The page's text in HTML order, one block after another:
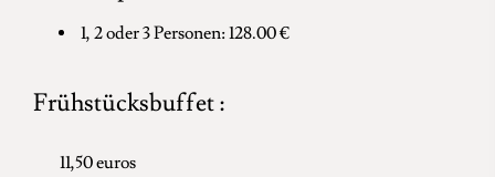
1, 2 oder 3 Personen: 128.00 €
Frühstücksbuffet :
11,50 euros